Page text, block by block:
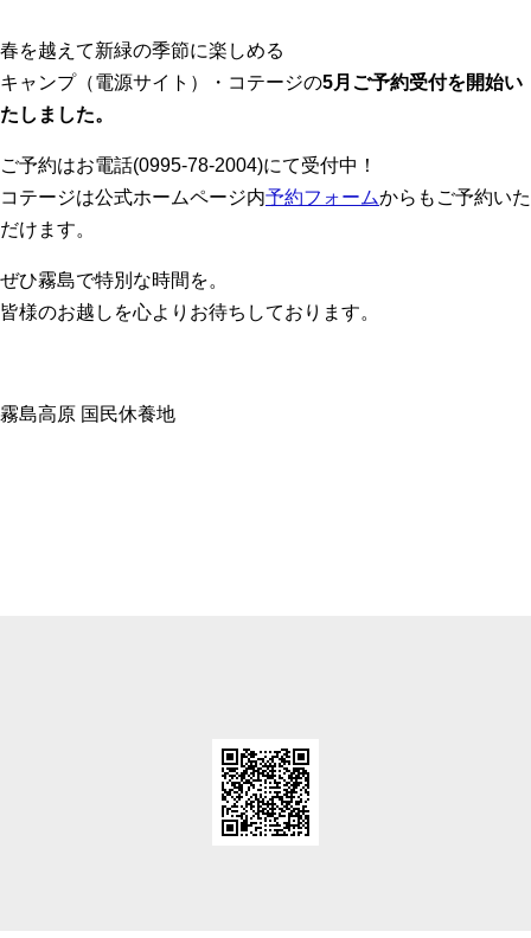
春を越えて新緑の季節に楽しめる
キャンプ（電源サイト）・コテージの5月ご予約受付を開始い
たしました。
ご予約はお電話(0995-78-2004)にて受付中！
コテージは公式ホームページ内予約フォームからもご予約いた
だけます。
ぜひ霧島で特別な時間を。
皆様のお越しを心よりお待ちしております。
霧島高原 国民休養地